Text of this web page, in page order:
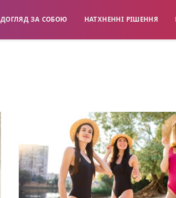
ДОГЛЯД ЗА СОБОЮ НАТХНЕННІ РІШЕННЯ